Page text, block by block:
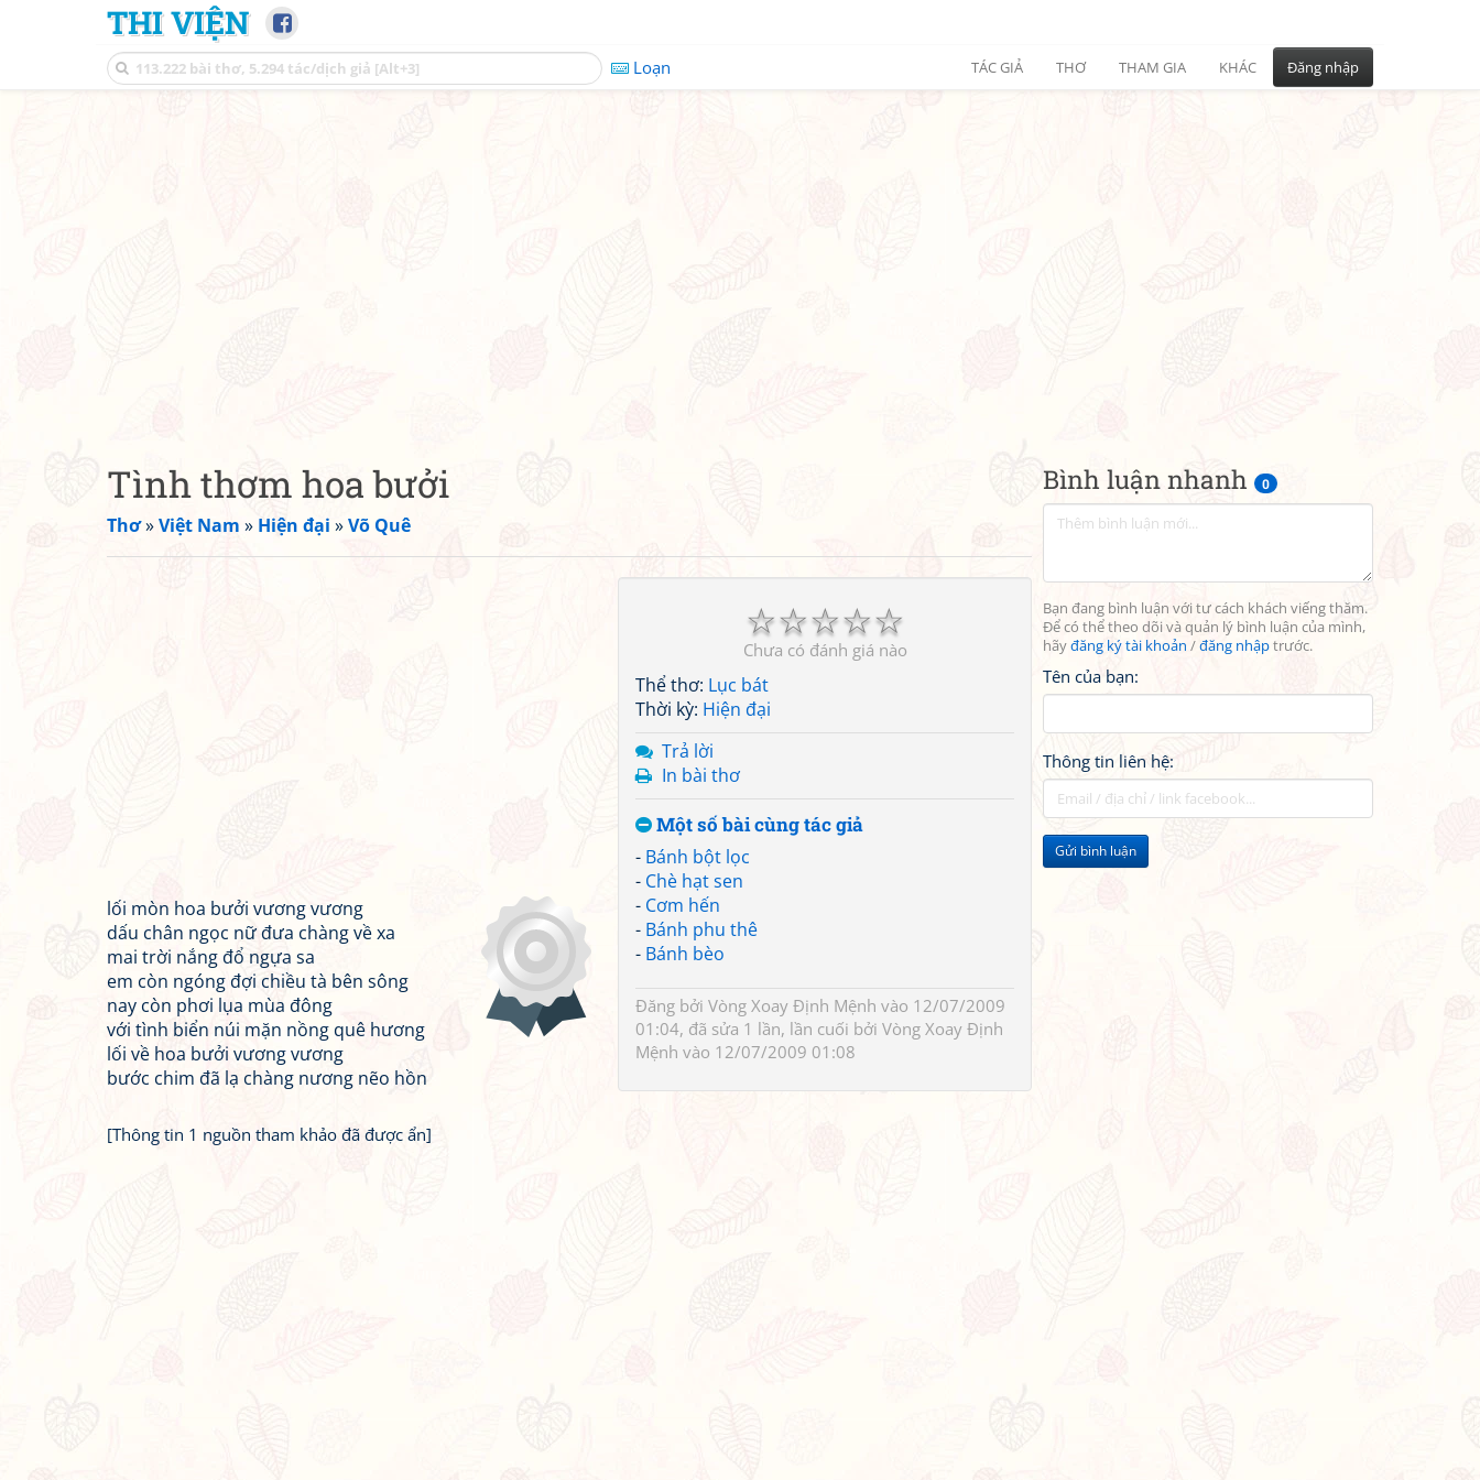
THI VIỆN
Loạn TÁC GIẢ THƠ THAM GIA KHÁC Đăng nhập
Bình luận nhanh 0
Bạn đang bình luận với tư cách khách viếng thăm.
Để có thể theo dõi và quản lý bình luận của mình,
hãyđăng ký tài khoản /đăng nhậptrước.
Tên của bạn:
Thông tin liên hệ:
Gửi bình luận
Tình thơm hoa bưởi
Thơ»Việt Nam » Hiện đại »Võ Quê
☆
☆
☆
☆
☆
Chưa có đánh giá nào
Thể thơ: Lục bát
Thời kỳ: Hiện đại
Trả lời
In bài thơ
Một số bài cùng tác giả
- Bánh bột lọc
- Chè hạt sen
- Cơm hến
- Bánh phu thê
- Bánh bèo
Đăng bởi Vòng Xoay Định Mệnh vào 12/07/2009
01:04, đã sửa 1 lần, lần cuối bởi Vòng Xoay Định
Mệnh vào 12/07/2009 01:08
lối mòn hoa bưởi vương vương
dấu chân ngọc nữ đưa chàng về xa
mai trời nắng đổ ngựa sa
em còn ngóng đợi chiều tà bên sông
nay còn phơi lụa mùa đông
với tình biển núi mặn nồng quê hương
lối về hoa bưởi vương vương
bước chim đã lạ chàng nương nẽo hồn
[Thông tin 1 nguồn tham khảo đã được ẩn]